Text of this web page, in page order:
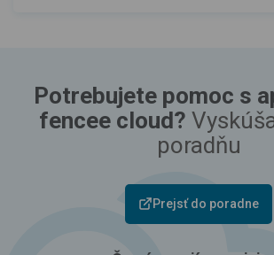
Potrebujete pomoc s
fencee cloud?
poradňu
Prejsť do poradne